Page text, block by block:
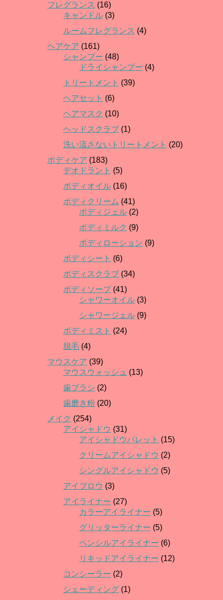
フレグランス (16)
キャンドル (3)
ルームフレグランス (4)
ヘアケア (161)
シャンプー (48)
ドライシャンプー (4)
トリートメント (39)
ヘアセット (6)
ヘアマスク (10)
ヘッドスクラブ (1)
洗い流さないトリートメント (20)
ボディケア (183)
デオドラント (5)
ボディオイル (16)
ボディクリーム (41)
ボディジェル (2)
ボディミルク (9)
ボディローション (9)
ボディシート (6)
ボディスクラブ (34)
ボディソープ(41)
シャワーオイル (3)
シャワージェル (9)
ボディミスト (24)
脱毛 (4)
マウスケア (39)
マウスウォッシュ (13)
歯ブラシ (2)
歯磨き粉 (20)
メイク (254)
アイシャドウ (31)
アイシャドウパレット (15)
クリームアイシャドウ (2)
シングルアイシャドウ (5)
アイブロウ (3)
アイライナー (27)
カラーアイライナー (5)
グリッターライナー (5)
ペンシルアイライナー (6)
リキッドアイライナー (12)
コンシーラー (2)
シェーディング (1)